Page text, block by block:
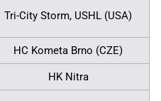
Tri-City Storm, USHL (USA)
HC Kometa Brno (CZE)
HK Nitra